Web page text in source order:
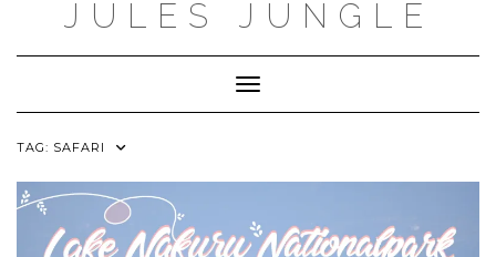
JULES JUNGLE
Toggle Navigation
TAG: SAFARI